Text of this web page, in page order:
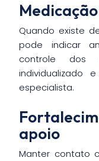
Medicação
Quando existe
pode indicar
controle dos
individualizado
especialista.
apoio
Manter contato